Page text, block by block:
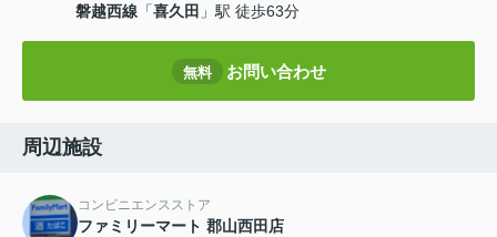
磐越西線 「喜久田 」駅 徒歩63分
無料 お問い合わせ
周辺施設
コンビニエンスストア
ファミリーマート 郡山西田店